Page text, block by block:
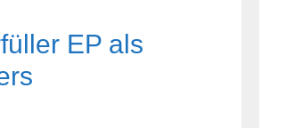
EP als